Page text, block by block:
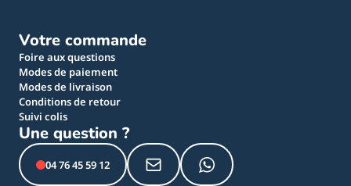
Votre commande
Foire aux questions
Modes de paiement
Modes de livraison
Conditions de retour
Suivi colis
Une question ?
04 76 45 59 12